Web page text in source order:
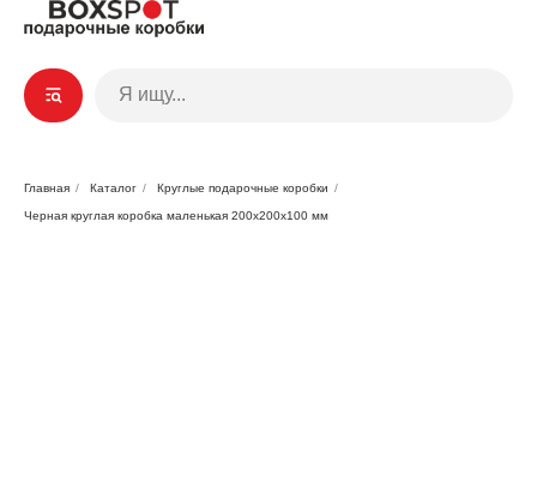
Главная / Каталог / Круглые подарочные коробки /
Черная круглая коробка маленькая 200x200x100 мм